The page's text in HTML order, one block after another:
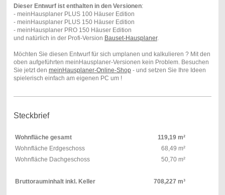
Dieser Entwurf ist enthalten in den Versionen:
- meinHausplaner PLUS 100 Häuser Edition
- meinHausplaner PLUS 150 Häuser Edition
- meinHausplaner PRO 150 Häuser Edition
und natürlich in der Profi-Version Bauset-Hausplaner.
Möchten Sie diesen Entwurf für sich umplanen und kalkulieren ? Mit den
oben aufgeführten meinHausplaner-Versionen kein Problem. Besuchen
Sie jetzt den meinHausplaner-Online-Shop- und setzen Sie Ihre Ideen
spielerisch einfach am eigenen PC um !
Steckbrief
Wohnfläche gesamt
119,19 m²
Wohnfläche Erdgeschoss
68,49 m²
Wohnfläche Dachgeschoss
50,70 m²
Bruttorauminhalt inkl. Keller 708,227 m³